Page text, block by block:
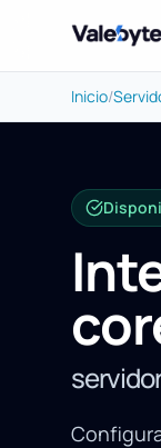
Valebyte
Inicio/